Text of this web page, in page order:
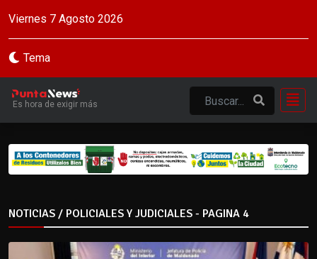
Viernes 7 Agosto 2026
Tema
Es hora de exigir más
NOTICIAS / POLICIALES Y JUDICIALES - PAGINA 4